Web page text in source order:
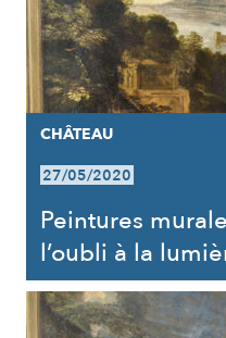
CHÂTEAU
27/05/2020
Peintures
l’oubli à la